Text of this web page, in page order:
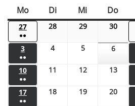
Mo
Di Mi Do
27
●●
28 29 30
3
●●
4 5 6
10
●●
11 12 13
17
●●
18 19 20